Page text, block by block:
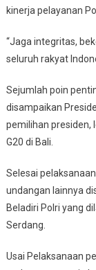
kinerja pelayanan
“Jaga integritas,
seluruh rakyat
Sejumlah poin
disampaikan
pemilihan presiden,
G20 di Bali.
Selesai
undangan lainnya
Beladiri Polri yang
Serdang.
Usai Pelaksanaan